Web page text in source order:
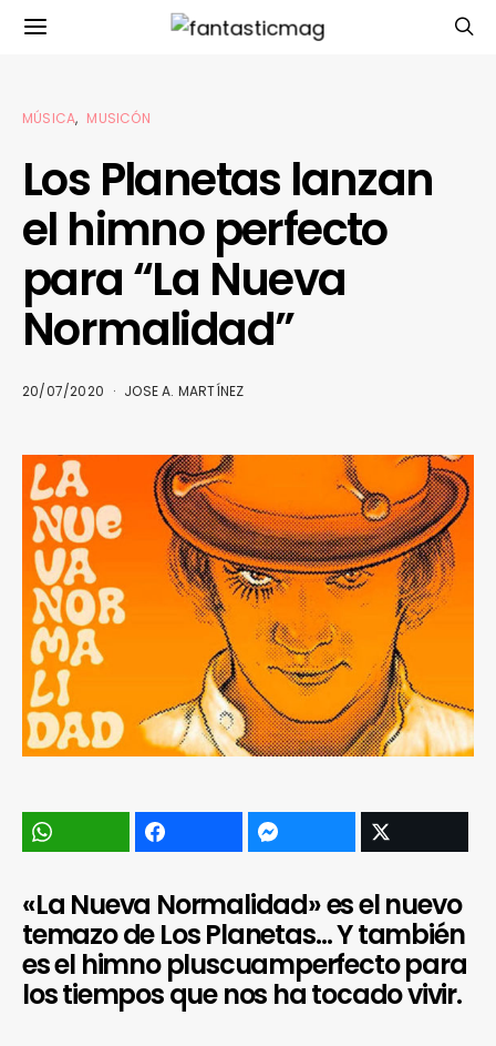
MÚSICA MUSICÓN
Los Planetas lanzan
el himno perfecto
para “La Nueva
Normalidad”
20/07/2020 JOSE A. MARTÍNEZ
«La Nueva Normalidad» es el nuevo
temazo de Los Planetas… Y también
es el himno pluscuamperfecto para
los tiempos que nos ha tocado vivir.